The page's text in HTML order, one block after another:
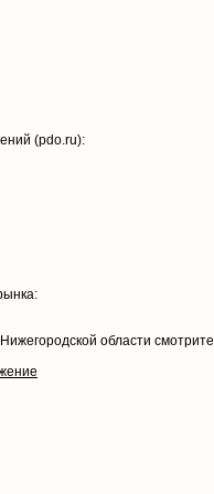
(pdo.ru):
области смотрите